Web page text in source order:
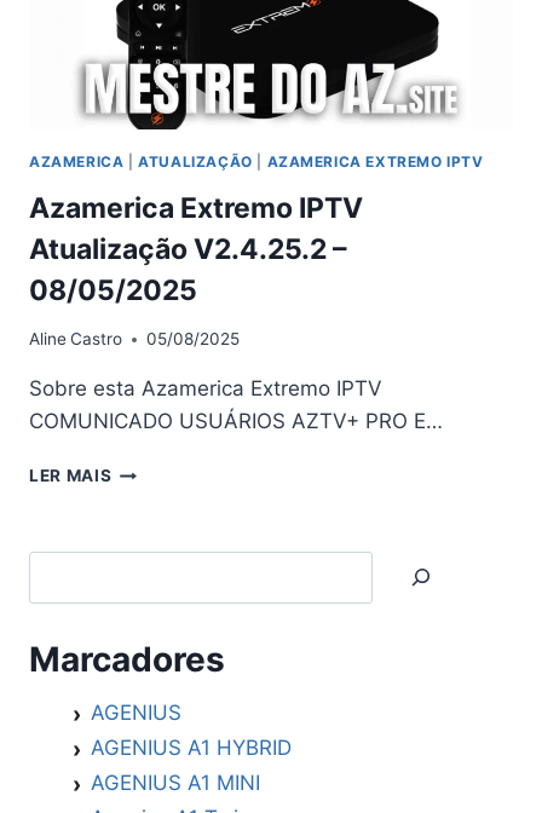
AZAMERICA |ATUALIZAÇÃO AZAMERICA EXTREMO IPTV
Azamerica Extremo IPTV
Atualização V2.4.25.2 –
08/05/2025
AlineCastro 05/08/2025
Sobre esta Azamerica Extremo IPTV
COMUNICADO USUÁRIOS AZTV+ PRO E…
LER MAIS AZAMERICA
Marcadores
AGENIUS
AGENIUS A1 HYBRID
AGENIUS A1 MINI